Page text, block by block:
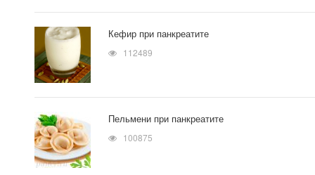
Кефир при панкреатите
112489
Пельмени при панкреатите
100875